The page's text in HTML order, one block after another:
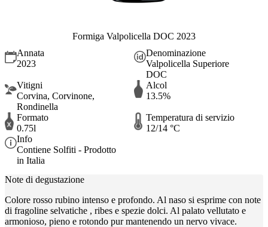
Formiga Valpolicella DOC 2023
Annata
2023
Denominazione
Valpolicella Superiore
DOC
Vitigni
Corvina, Corvinone,
Rondinella
Alcol
13.5%
Formato
0.75l
Temperatura di servizio
12/14 °C
Info
Contiene Solfiti - Prodotto
in Italia
Note di degustazione
Colore rosso rubino intenso e profondo. Al naso si esprime con note
di fragoline selvatiche , ribes e spezie dolci. Al palato vellutato e
armonioso, pieno e rotondo pur mantenendo un nervo vivace.